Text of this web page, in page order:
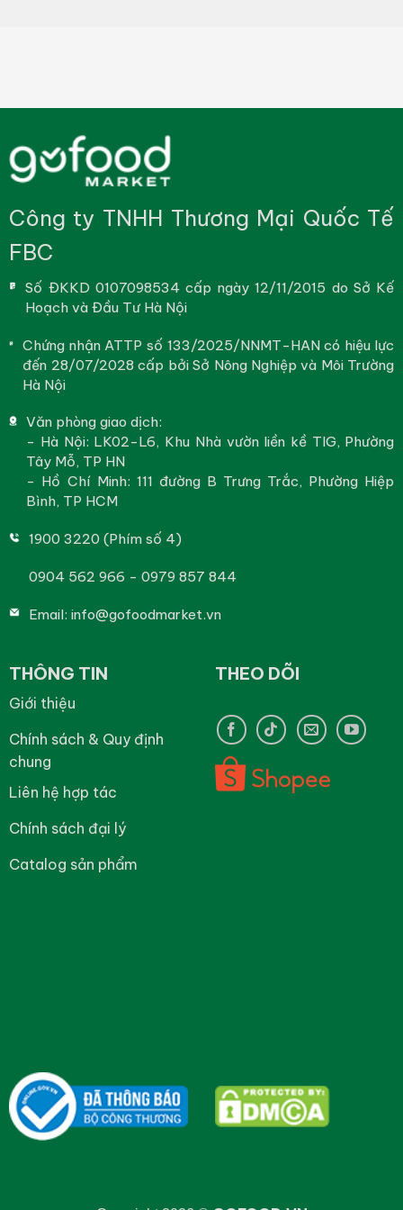
Công ty TNHH Thương Mại Quốc Tế
FBC
Số ĐKKD 0107098534 cấp ngày 12/11/2015 do Sở Kế
Hoạch và Đầu Tư Hà Nội
Chứng nhận ATTP số 133/2025/NNMT-HAN có hiệu lực
đến 28/07/2028 cấp bởi Sở Nông Nghiệp và Môi Trường
Hà Nội
Văn phòng giao dịch:
- Hà Nội: LK02-L6, Khu Nhà vườn liền kề TIG, Phường
Tây Mỗ, TP HN
- Hồ Chí Minh: 111 đường B Trưng Trắc, Phường Hiệp
Bình, TP HCM
1900 3220 (Phím số 4)
0904 562 966 - 0979 857 844
Email: info@gofoodmarket.vn
THÔNG TIN
Giới thiệu
Chính sách & Quy định
chung
Liên hệ hợp tác
Chính sách đại lý
Catalog sản phẩm
THEO DÕI